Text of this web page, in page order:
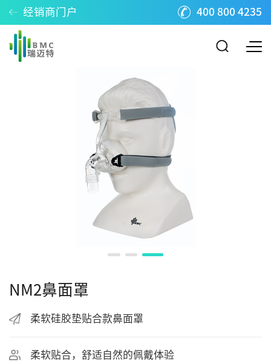
经销商门户 400 800 4235
NM2鼻面罩
柔软硅胶垫贴合款鼻面罩
柔软贴合，舒适自然的佩戴体验